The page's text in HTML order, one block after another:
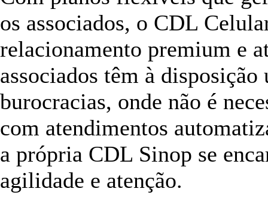
os associados, o CDL
relacionamento premium e
associados têm à
burocracias, onde não é
com atendimentos
a própria CDL Sinop se
agilidade e atenção.